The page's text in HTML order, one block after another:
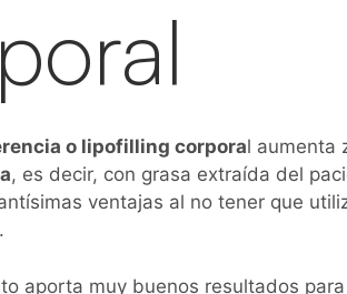
o lipofilling corporal aumenta
, es decir, con grasa extraída del
ventajas al no tener que
aporta muy buenos resultados para